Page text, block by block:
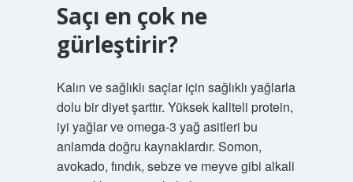
Saçı en çok ne
gürleştirir?
Kalın ve sağlıklı saçlar için sağlıklı yağlarla
dolu bir diyet şarttır. Yüksek kaliteli protein,
iyi yağlar ve omega-3 yağ asitleri bu
anlamda doğru kaynaklardır. Somon,
avokado, fındık, sebze ve meyve gibi alkali